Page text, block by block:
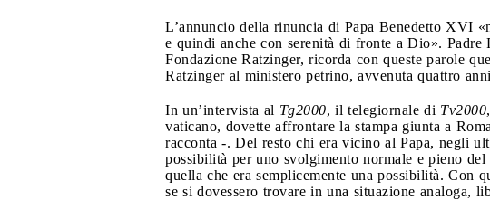
L’annuncio della rinuncia di Papa Benedetto XVI
e quindi anche con serenità di fronte a Dio». Padre
Fondazione Ratzinger, ricorda con queste parole
Ratzinger al ministero petrino, avvenuta quattro
In un’intervista al Tg2000, il telegiornale di Tv2000
vaticano, dovette affrontare la stampa giunta a
racconta -. Del resto chi era vicino al Papa, negli
possibilità per uno svolgimento normale e pieno
quella che era semplicemente una possibilità. Con
se si dovessero trovare in una situazione analoga,